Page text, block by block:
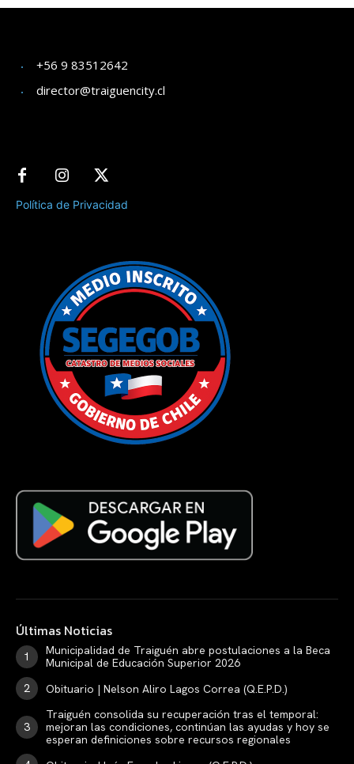
+56 9 83512642
director@traiguencity.cl
Política de Privacidad
Últimas Noticias
Municipalidad de Traiguén abre postulaciones a la Beca
Municipal de Educación Superior 2026
Obituario | Nelson Aliro Lagos Correa (Q.E.P.D.)
Traiguén consolida su recuperación tras el temporal:
mejoran las condiciones, continúan las ayudas y hoy se
esperan definiciones sobre recursos regionales